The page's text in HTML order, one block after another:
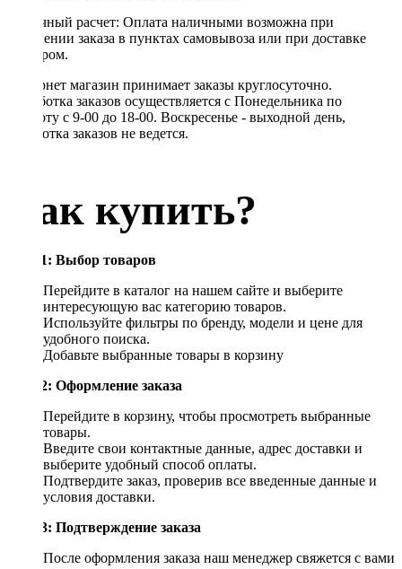
Наличный расчет: Оплата наличными возможна при
получении заказа в пунктах самовывоза или при доставке
курьером.
Интернет магазин принимает заказы круглосуточно.
Обработка заказов осуществляется с Понедельника по
Субботу с 9-00 до 18-00. Воскресенье - выходной день,
обработка заказов не ведется.
Как купить?
Шаг 1: Выбор товаров
Перейдите в каталог на нашем сайте и выберите
интересующую вас категорию товаров.
Используйте фильтры по бренду, модели и цене для
удобного поиска.
Добавьте выбранные товары в корзину
Шаг 2: Оформление заказа
Перейдите в корзину, чтобы просмотреть выбранные
товары.
Введите свои контактные данные, адрес доставки и
выберите удобный способ оплаты.
Подтвердите заказ, проверив все введенные данные и
условия доставки.
Шаг 3: Подтверждение заказа
После оформления заказа наш менеджер свяжется с вами